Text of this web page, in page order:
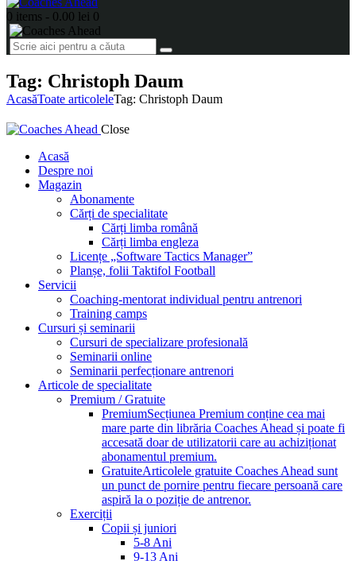
0 items - 0.00 lei 0
Tag: Christoph Daum
AcasăToate articoleleTag: Christoph Daum
Close
Acasă
Despre noi
Magazin
Abonamente
Cărți de specialitate
Cărți limba română
Cărți limba engleza
Licențe „Software Tactics Manager”
Planșe, folii Taktifol Football
Servicii
Coaching-mentorat individual pentru antrenori
Training camps
Cursuri și seminarii
Cursuri de specializare profesională
Seminarii online
Seminarii perfecționare antrenori
Articole de specialitate
Premium / Gratuite
PremiumSecțiunea Premium conține cea mai
mare parte din librăria Coaches Ahead și poate fi
accesată doar de utilizatorii care au achiziționat
abonamentul premium.
GratuiteArticolele gratuite Coaches Ahead sunt
un punct de pornire pentru fiecare persoană care
aspiră la o poziție de antrenor.
Exerciții
Copii și juniori
5-8 Ani
9-13 Ani